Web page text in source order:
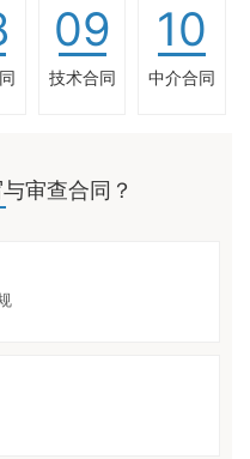
09
技术合同
10
中介合同
审查合同？